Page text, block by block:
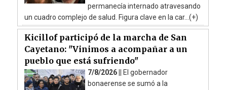
permanecía internado atravesando
un cuadro complejo de salud. Figura clave en la car...(+)
Kicillof participó de la marcha de San
Cayetano: "Vinimos a acompañar a un
pueblo que está sufriendo"
7/8/2026 ||
El gobernador
bonaerense se sumó a la